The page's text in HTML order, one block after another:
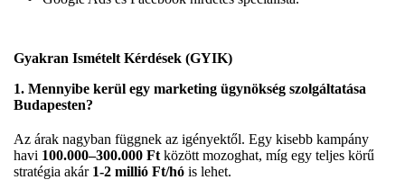
Gyakran Ismételt Kérdések (GYIK)
1. Mennyibe kerül egy marketing ügynökség szolgáltatása
Budapesten?
Az árak nagyban függnek az igényektől. Egy kisebb kampány
havi 100.000–300.000 Ft között mozoghat, míg egy teljes körű
stratégia akár 1-2 millió Ft/hó is lehet.